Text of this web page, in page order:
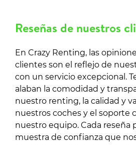
Reseñas de nuestros
En Crazy Renting, las
clientes son el reflejo de
con un servicio excepcional.
alaban la comodidad y
nuestro renting, la calidad y
nuestros coches y el soporte
nuestro equipo. Cada reseña
muestra de confianza que